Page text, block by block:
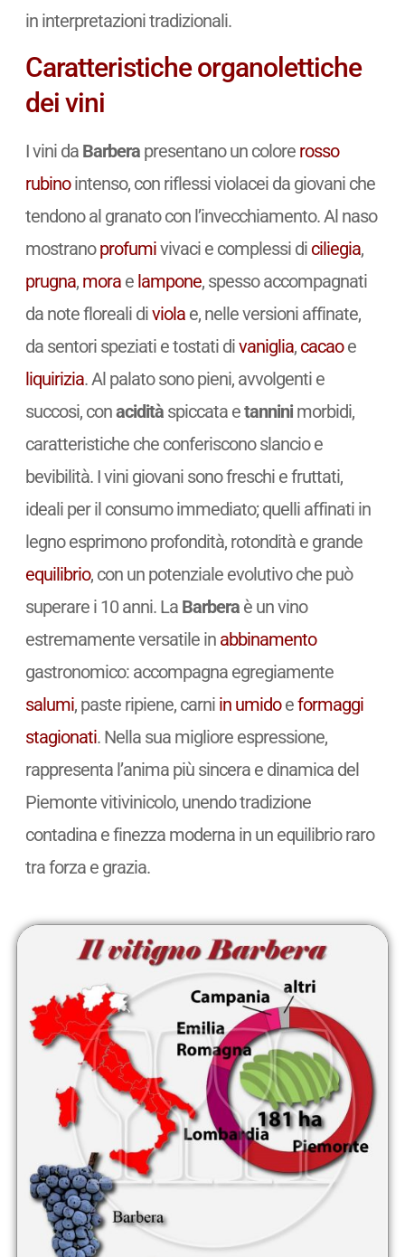
in interpretazioni tradizionali.
Caratteristiche organolettiche
dei vini
I vini da Barberapresentano un colore rosso
rubinointenso, con riflessi violacei da giovani che
tendono al granato con l’invecchiamento. Al naso
mostranoprofumivivaci e complessi di ciliegia,
prugna, morae lampone, spesso accompagnati
da note floreali diviolae, nelle versioni affinate,
da sentori speziati e tostati divaniglia, cacaoe
liquirizia. Al palato sono pieni, avvolgenti e
succosi, conaciditàspiccata etanninimorbidi,
caratteristiche che conferiscono slancio e
bevibilità. I vini giovani sono freschi e fruttati,
ideali per il consumo immediato; quelli affinati in
legno esprimono profondità, rotondità e grande
equilibrio, con un potenziale evolutivo che può
superare i 10 anni. La Barberaè un vino
estremamente versatile in abbinamento
gastronomico: accompagna egregiamente
salumi, paste ripiene, carni in umidoeformaggi
stagionati. Nella sua migliore espressione,
rappresenta l’anima più sincera e dinamica del
Piemonte vitivinicolo, unendo tradizione
contadina e finezza moderna in un equilibrio raro
tra forza e grazia.